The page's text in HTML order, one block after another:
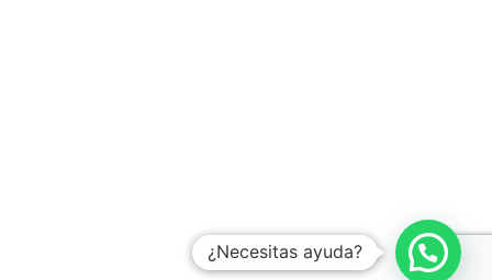
¿Necesitas ayuda?